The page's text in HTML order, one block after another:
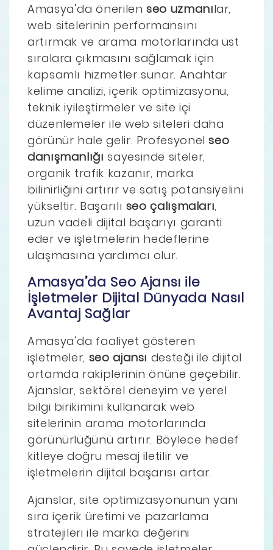
Amasya’da önerilenseo uzmanılar,
web sitelerinin performansını
artırmak ve arama motorlarında üst
sıralara çıkmasını sağlamak için
kapsamlı hizmetler sunar. Anahtar
kelime analizi, içerik optimizasyonu,
teknik iyileştirmeler ve site içi
düzenlemeler ile web siteleri daha
görünür hale gelir. Profesyonelseo
danışmanlığı sayesinde siteler,
organik trafik kazanır, marka
bilinirliğini artırır ve satış potansiyelini
yükseltir. Başarılı seo çalışmaları,
uzun vadeli dijital başarıyı garanti
eder ve işletmelerin hedeflerine
ulaşmasına yardımcı olur.
Amasya’da Seo Ajansı ile
İşletmeler Dijital Dünyada Nasıl
Avantaj Sağlar
Amasya’da faaliyet gösteren
işletmeler, seo ajansı desteği ile dijital
ortamda rakiplerinin önüne geçebilir.
Ajanslar, sektörel deneyim ve yerel
bilgi birikimini kullanarak web
sitelerinin arama motorlarında
görünürlüğünü artırır. Böylece hedef
kitleye doğru mesaj iletilir ve
işletmelerin dijital başarısı artar.
Ajanslar, site optimizasyonunun yanı
sıra içerik üretimi ve pazarlama
stratejileri ile marka değerini